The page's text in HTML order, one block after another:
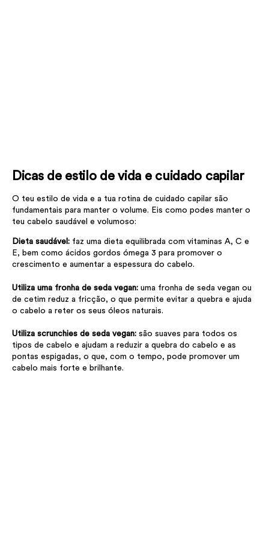
Dicas de estilo de vida e cuidado capilar
O teu estilo de vida e a tua rotina de cuidado capilar são
fundamentais para manter o volume. Eis como podes manter o
teu cabelo saudável e volumoso:
Dieta saudável: faz uma dieta equilibrada com vitaminas A, C e
E, bem como ácidos gordos ómega 3 para promover o
crescimento e aumentar a espessura do cabelo.
Utiliza uma fronha de seda vegan: uma fronha de seda vegan ou
de cetim reduz a fricção, o que permite evitar a quebra e ajuda
o cabelo a reter os seus óleos naturais.
Utiliza scrunchies de seda vegan: são suaves para todos os
tipos de cabelo e ajudam a reduzir a quebra do cabelo e as
pontas espigadas, o que, com o tempo, pode promover um
cabelo mais forte e brilhante.